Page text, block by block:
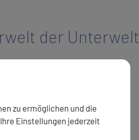
der Unterwelt
Wege
zu ermöglichen und die
Einstellungen jederzeit